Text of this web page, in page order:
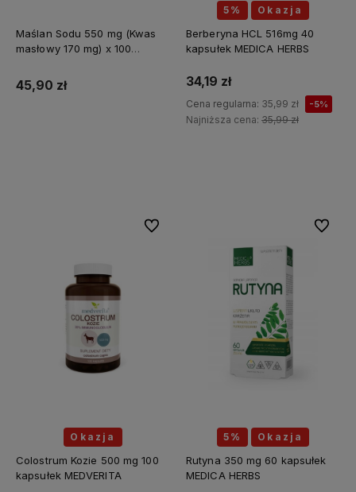
Maślan Sodu 550 mg (Kwas
masłowy 170 mg) x 100
45,90 zł
5% Okazja
Berberyna HCL 516mg 40
kapsułek MEDICA HERBS
34,19 zł
Cena regularna: 35,99 zł -5%
Najniższa cena: 35,99 zł
Okazja
Colostrum Kozie 500 mg 100
kapsułek MEDVERITA
Do ulubionych
5% Okazja
Rutyna 350 mg 60 kapsułek
MEDICA HERBS
Do